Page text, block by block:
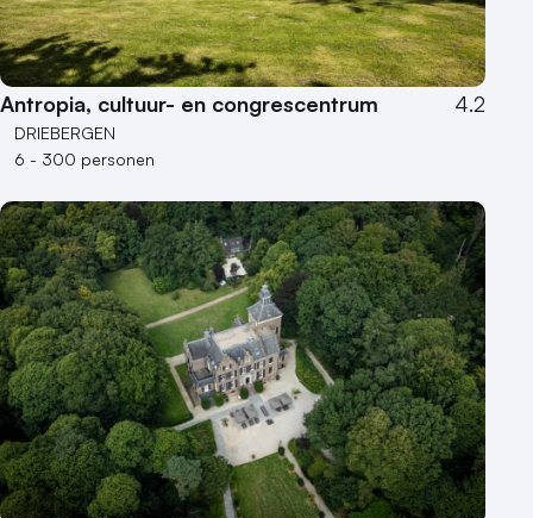
Bijzondere locaties
Buitenlocatie
Duurzame locatie
Groene locatie
Heisessie
Hotel
Hybride events
Industriële locatie
Kasteel en landgoed
Kleine / intieme locatie
Locaties aan zee
Museum
Theater
Varende locatie
Antropia, cultuur- en congrescentrum 4.2
DRIEBERGEN
6 - 300 personen